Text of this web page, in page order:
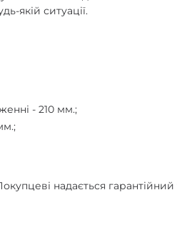
якій ситуації.
- 210 мм.;
надається гарантійний